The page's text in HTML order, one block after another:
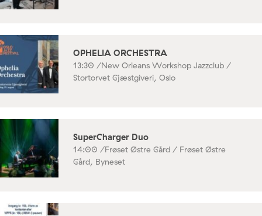
OPHELIA ORCHESTRA
13:30 /New Orleans Workshop Jazzclub /
Stortorvet Gjæstgiveri, Oslo
SuperCharger Duo
14:00 /Frøset Østre Gård / Frøset Østre
Gård, Byneset